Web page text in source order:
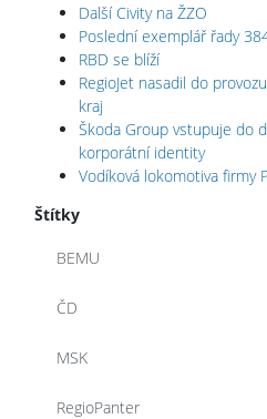
Další Civity na ŽZO
Poslední exemplář řady
RBD se blíží
RegioJet nasadil do
kraj
Škoda Group vstupuje do
korporátní identity
Vodíková lokomotiva firmy
Štítky
BEMU
ČD
MSK
RegioPanter